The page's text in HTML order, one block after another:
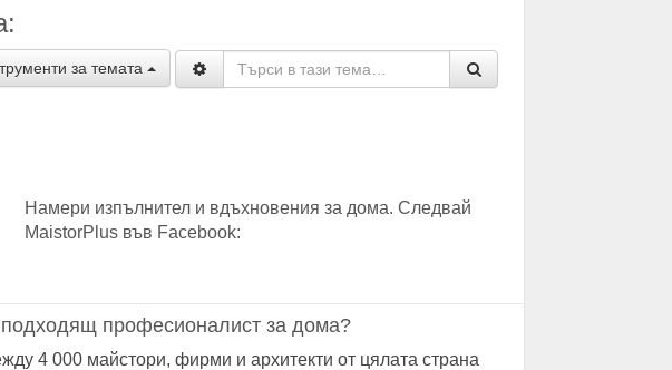
за темата
Намери изпълнител и вдъхновения за дома. Следвай
MaistorPlus във Facebook:
професионалист за дома?
4 000 майстори, фирми и архитекти от цялата страна